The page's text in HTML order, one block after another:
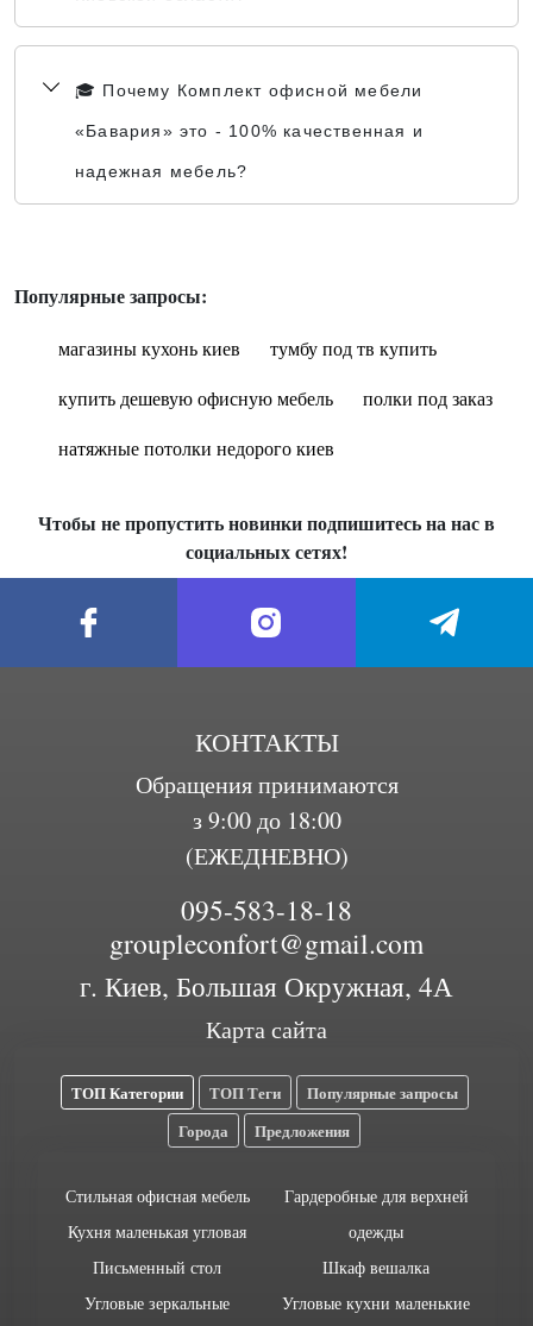
🎓 Почему Комплект офисной мебели
«Бавария» это - 100% качественная и
надежная мебель?
Популярные запросы:
магазины кухонь киев
тумбу под тв купить
купить дешевую офисную мебель
полки под заказ
натяжные потолки недорого киев
Чтобы не пропустить новинки подпишитесь на нас в
социальных сетях!
КОНТАКТЫ
Обращения принимаются
з 9:00 до 18:00
(ЕЖЕДНЕВНО)
095-583-18-18
groupleconfort@gmail.com
г. Киев, Большая Окружная, 4А
Карта сайта
ТОП Категории ТОП Теги
Популярные запросы
Города
Предложения
Стильная офисная мебель
Кухня маленькая угловая
Письменный стол
Угловые зеркальные
Гардеробные для верхней
одежды
Шкаф вешалка
Угловые кухни маленькие